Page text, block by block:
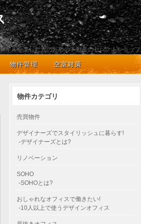
イルを楽しむ人のための不動産のセレクトショップ
物件管理 空室対策
物件カテゴリ
売買物件
デザイナーズでスタイリッシュに暮らす!
-デザイナーズとは?
リノベーション
SOHO
-SOHOとは?
おしゃれなオフィスで働きたい!
-10人以上で使うデザインオフィス